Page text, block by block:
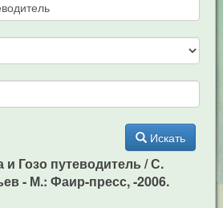
Искать
Гозо путеводитель / С.
- М.: Фаир-пресс, -2006.